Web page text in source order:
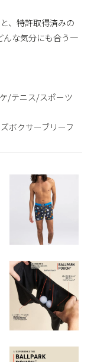
、特許取得済みの
んな気分にも合う一
/テニス/スポーツ
ボクサーブリーフ